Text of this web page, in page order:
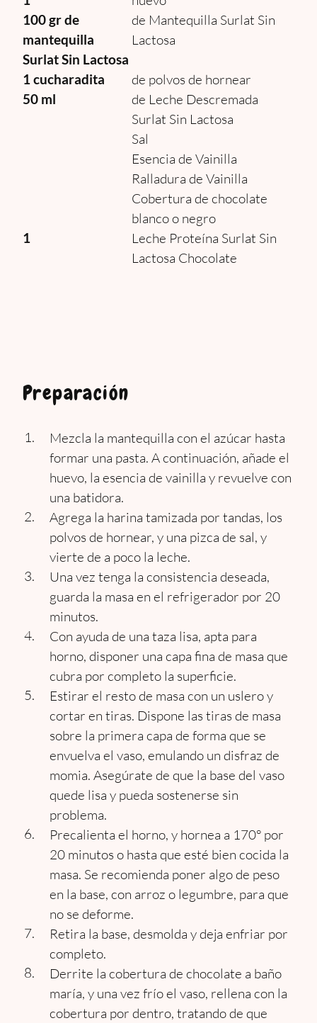
100 gr de
mantequilla
Surlat Sin Lactosa
de Mantequilla Surlat Sin
Lactosa
1 cucharadita de polvos de hornear
50 ml
de Leche Descremada
Surlat Sin Lactosa
Sal
Esencia de Vainilla
Ralladura de Vainilla
Cobertura de chocolate
blanco o negro
1
Leche Proteína Surlat Sin
Lactosa Chocolate
Preparación
Mezcla la mantequilla con el azúcar hasta
formar una pasta. A continuación, añade el
huevo, la esencia de vainilla y revuelve con
una batidora.
Agrega la harina tamizada por tandas, los
polvos de hornear, y una pizca de sal, y
vierte de a poco la leche.
Una vez tenga la consistencia deseada,
guarda la masa en el refrigerador por 20
minutos.
Con ayuda de una taza lisa, apta para
horno, disponer una capa fina de masa que
cubra por completo la superficie.
Estirar el resto de masa con un uslero y
cortar en tiras. Dispone las tiras de masa
sobre la primera capa de forma que se
envuelva el vaso, emulando un disfraz de
momia. Asegúrate de que la base del vaso
quede lisa y pueda sostenerse sin
problema.
Precalienta el horno, y hornea a 170° por
20 minutos o hasta que esté bien cocida la
masa. Se recomienda poner algo de peso
en la base, con arroz o legumbre, para que
no se deforme.
Retira la base, desmolda y deja enfriar por
completo.
Derrite la cobertura de chocolate a baño
maría, y una vez frío el vaso, rellena con la
cobertura por dentro, tratando de que